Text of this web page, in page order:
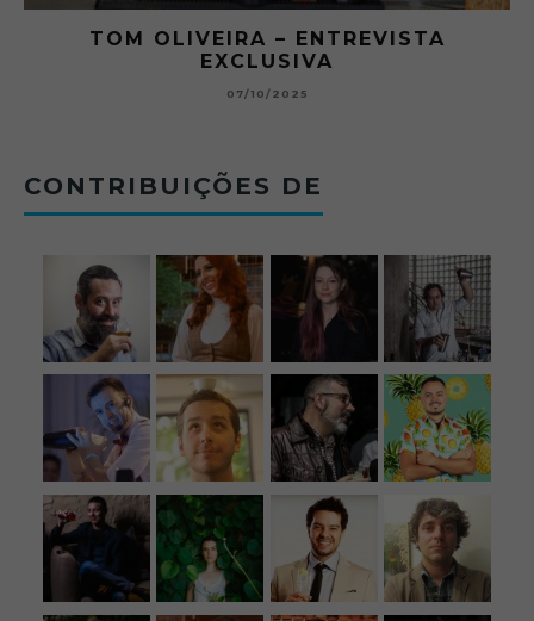
TOM OLIVEIRA – ENTREVISTA
EXCLUSIVA
07/10/2025
CONTRIBUIÇÕES DE